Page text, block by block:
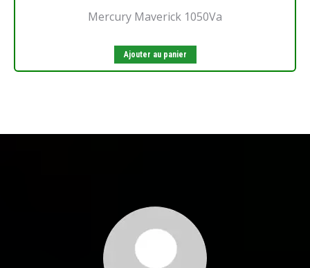
Mercury Maverick 1050Va
Ajouter au panier